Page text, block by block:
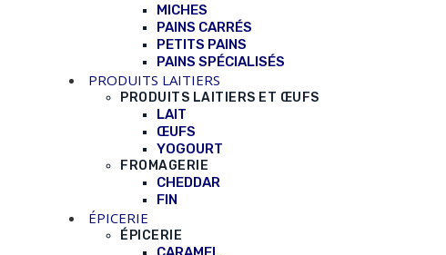
MICHES
PAINS CARRÉS
PETITS PAINS
PAINS SPÉCIALISÉS
PRODUITS LAITIERS
PRODUITS LAITIERS ET ŒUFS
LAIT
ŒUFS
YOGOURT
FROMAGERIE
CHEDDAR
FIN
ÉPICERIE
ÉPICERIE